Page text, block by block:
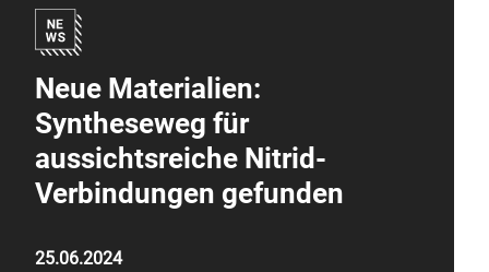
Neue Materialien:
Syntheseweg für
aussichtsreiche Nitrid-
Verbindungen gefunden
25.06.2024